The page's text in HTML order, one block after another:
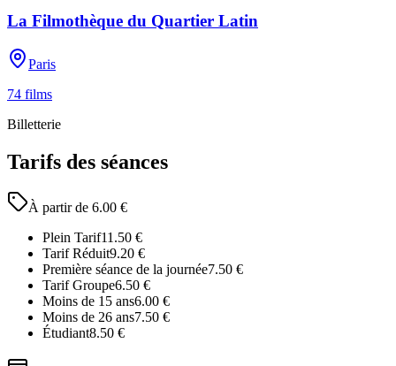
La Filmothèque du Quartier Latin
Paris
74 films
Billetterie
Tarifs des séances
À partir de 6.00 €
Plein Tarif11.50 €
Tarif Réduit9.20 €
Première séance de la journée7.50 €
Tarif Groupe6.50 €
Moins de 15 ans6.00 €
Moins de 26 ans7.50 €
Étudiant8.50 €